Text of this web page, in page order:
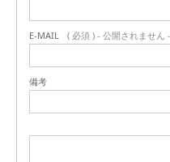
E-MAIL ( 必須 ) - 公開されません -
備考